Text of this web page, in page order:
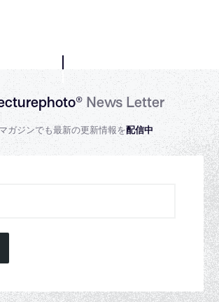
News Letter
ガジンでも最新の更新情報を配信中